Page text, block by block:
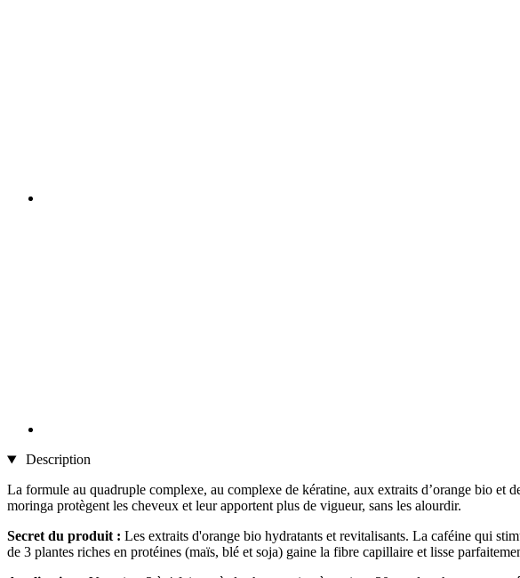
Description
La formule au quadruple complexe, au complexe de kératine, aux extraits d’orange bio
moringa protègent les cheveux et leur apportent plus de vigueur, sans les alourdir.
Secret du produit : Les extraits d'orange bio hydratants et revitalisants. La caféine qui
de 3 plantes riches en protéines (maïs, blé et soja) gaine la fibre capillaire et lisse